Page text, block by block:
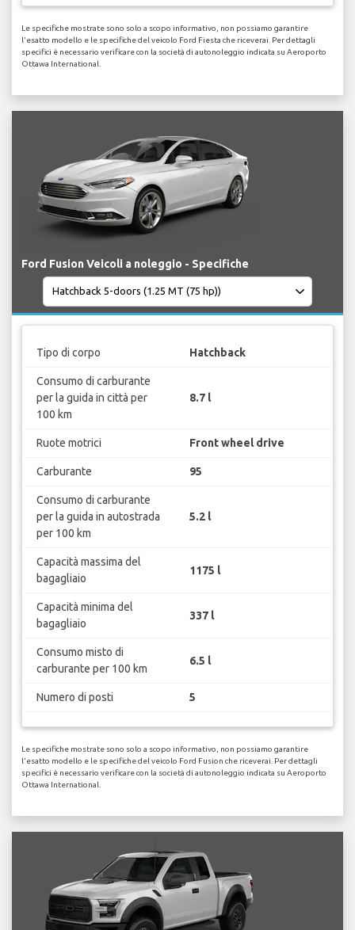
Le specifiche mostrate sono solo a scopo informativo, non possiamo garantire
l'esatto modello e le specifiche del veicolo Ford Fiesta che riceverai. Per dettagli
specifici è necessario verificare con la società di autonoleggio indicata su Aeroporto
Ottawa International.
Ford Fusion Veicoli a noleggio - Specifiche
Tipo di corpo Hatchback
Consumo di carburante
per la guida in città per
100 km
8.7 l
Ruote motrici Front wheel drive
Carburante 95
Consumo di carburante
per la guida in autostrada
per 100 km
5.2 l
Capacità massima del
bagagliaio
1175 l
Capacità minima del
bagagliaio
337 l
Consumo misto di
carburante per 100 km
6.5 l
Numero di posti 5
Le specifiche mostrate sono solo a scopo informativo, non possiamo garantire
l'esatto modello e le specifiche del veicolo Ford Fusion che riceverai. Per dettagli
specifici è necessario verificare con la società di autonoleggio indicata su Aeroporto
Ottawa International.